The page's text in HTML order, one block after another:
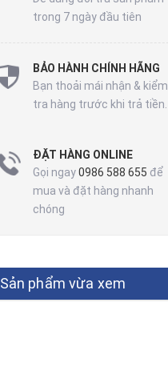
trong 7 ngày đầu tiên
BẢO HÀNH CHÍNH HÃNG
Bạn thoải mái nhận & kiểm
tra hàng trước khi trả tiền.
ĐẶT HÀNG ONLINE
Gọi ngay0986 588 655 để
mua và đặt hàng nhanh
chóng
Sản phẩm vừa xem